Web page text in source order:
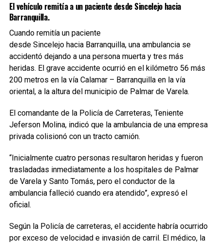
El vehículo remitía a un paciente desde Sincelejo hacia
Barranquilla.
Cuando remitía un paciente
desde Sincelejo hacia Barranquilla, una ambulancia se
accidentó dejando a una persona muerta y tres más
heridas. El grave accidente ocurrió en el kilómetro 56 más
200 metros en la vía Calamar – Barranquilla en la vía
oriental, a la altura del municipio de Palmar de Varela.
El comandante de la Policía de Carreteras, Teniente
Jeferson Molina, indicó que la ambulancia de una empresa
privada colisionó con un tracto camión.
“Inicialmente cuatro personas resultaron heridas y fueron
trasladadas inmediatamente a los hospitales de Palmar
de Varela y Santo Tomás, pero el conductor de la
ambulancia falleció cuando era atendido”, expresó el
oficial.
Según la Policía de carreteras, el accidente habría ocurrido
por exceso de velocidad e invasión de carril. El médico, la